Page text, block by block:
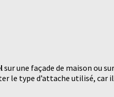
sur une façade de maison ou
type d’attache utilisé, car